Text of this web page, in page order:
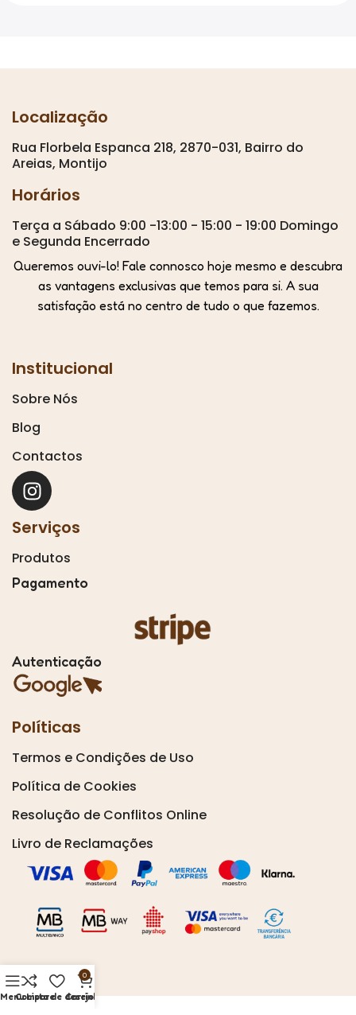
Localização
Rua Florbela Espanca 218, 2870-031, Bairro do
Areias, Montijo
Horários
Terça a Sábado 9:00 -13:00 - 15:00 - 19:00 Domingo
e Segunda Encerrado
Queremos ouvi-lo! Fale connosco hoje mesmo e descubra
as vantagens exclusivas que temos para si. A sua
satisfação está no centro de tudo o que fazemos.
Institucional
Sobre Nós
Blog
Contactos
Serviços
Produtos
Pagamento
Autenticação
Políticas
Termos e Condições de Uso
Política de Cookies
Resolução de Conflitos Online
Livro de Reclamações
MenuCompare
Lista de desejos
0
Carrinho